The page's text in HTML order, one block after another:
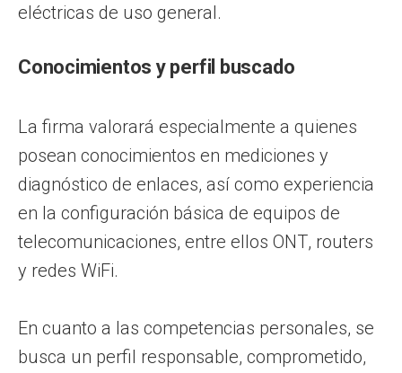
eléctricas de uso general.
Conocimientos y perfil buscado
La firma valorará especialmente a quienes
posean conocimientos en mediciones y
diagnóstico de enlaces, así como experiencia
en la configuración básica de equipos de
telecomunicaciones, entre ellos ONT, routers
y redes WiFi.
En cuanto a las competencias personales, se
busca un perfil responsable, comprometido,